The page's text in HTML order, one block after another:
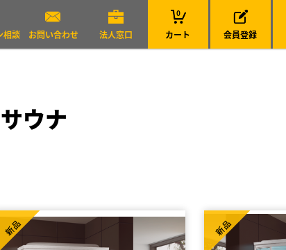
相談 お問い合わせ 法人窓口 カート
0
会員登録
ウナ
新品 新品